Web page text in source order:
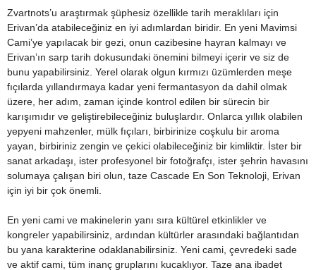
Zvartnots’u araştırmak şüphesiz özellikle tarih meraklıları için
Erivan’da atabileceğiniz en iyi adımlardan biridir. En yeni Mavimsi
Cami’ye yapılacak bir gezi, onun cazibesine hayran kalmayı ve
Erivan’ın sarp tarih dokusundaki önemini bilmeyi içerir ve siz de
bunu yapabilirsiniz. Yerel olarak olgun kırmızı üzümlerden meşe
fıçılarda yıllandırmaya kadar yeni fermantasyon da dahil olmak
üzere, her adım, zaman içinde kontrol edilen bir sürecin bir
karışımıdır ve geliştirebileceğiniz buluşlardır. Onlarca yıllık olabilen
yepyeni mahzenler, mülk fıçıları, birbirinize coşkulu bir aroma
yayan, birbiriniz zengin ve çekici olabileceğiniz bir kimliktir. İster bir
sanat arkadaşı, ister profesyonel bir fotoğrafçı, ister şehrin havasını
solumaya çalışan biri olun, taze Cascade En Son Teknoloji, Erivan
için iyi bir çok önemli.
En yeni cami ve makinelerin yanı sıra kültürel etkinlikler ve
kongreler yapabilirsiniz, ardından kültürler arasındaki bağlantıdan
bu yana karakterine odaklanabilirsiniz. Yeni cami, çevredeki sade
ve aktif cami, tüm inanç gruplarını kucaklıyor. Taze ana ibadet